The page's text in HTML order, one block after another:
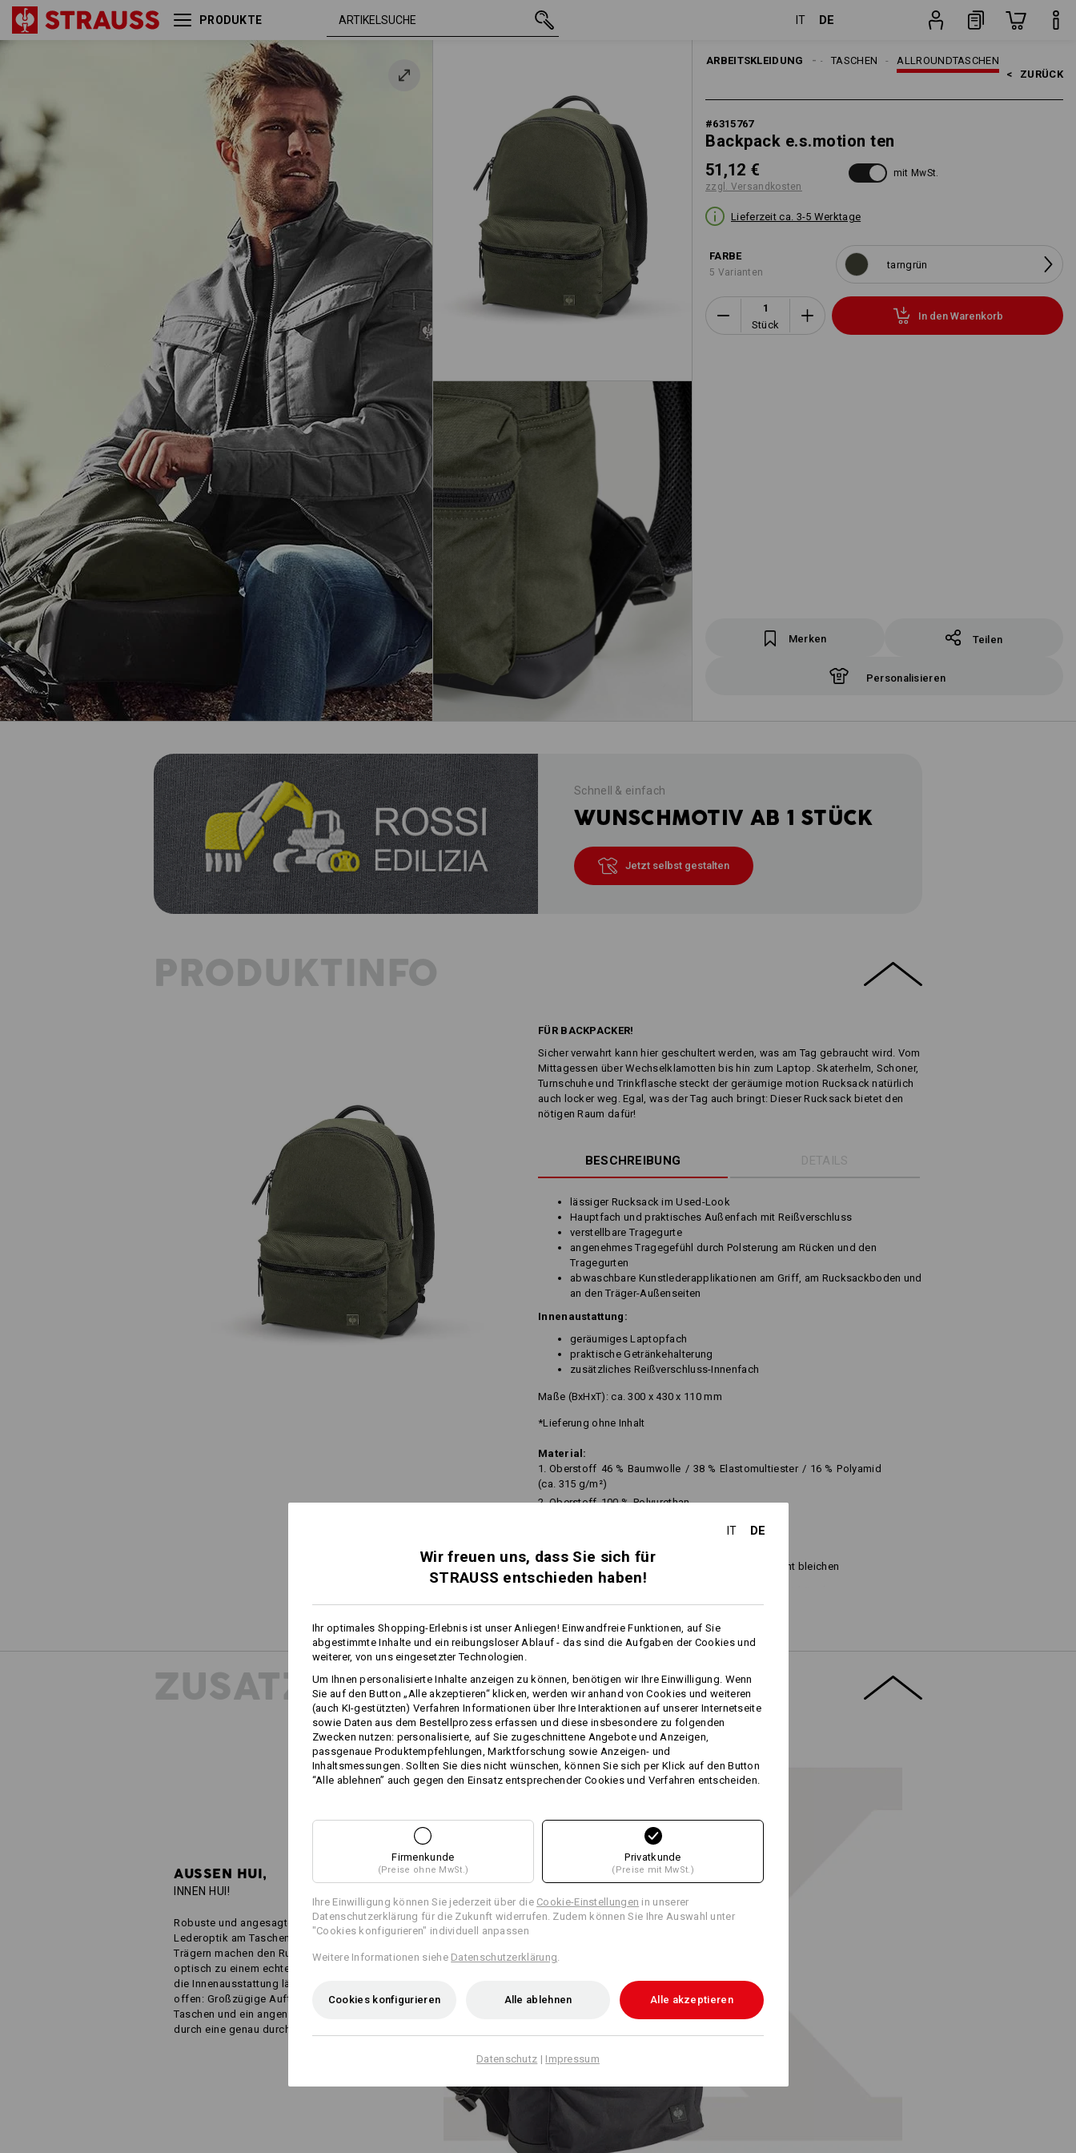
PRODUKTE IT DE
ARBEITSKLEIDUNG ALLROUNDTASCHEN
TASCHEN
ACCESSOIRES
HERREN
< ZURÜCK
#6315767
Backpack e.s.motion ten
51,12 €
zzgl. Versandkosten
mit MwSt.
Lieferzeit ca. 3-5 Werktage
FARBE
5 Varianten
tarngrün
Stück
In den Warenkorb
Merken Teilen
Personalisieren
Backpack e.s.motion ten tarngrün 51,12 €
Schnell & einfach
WUNSCHMOTIV AB 1 STÜCK
Jetzt selbst gestalten
PRODUKTINFO
FÜR BACKPACKER!
Sicher verwahrt kann hier geschultert werden, was am Tag gebraucht wird. Vom
Mittagessen über Wechselklamotten bis hin zum Laptop. Skaterhelm, Schoner,
Turnschuhe und Trinkflasche steckt der geräumige motion Rucksack natürlich
auch locker weg. Egal, was der Tag auch bringt: Dieser Rucksack bietet den
nötigen Raum dafür!
BESCHREIBUNG DETAILS
lässiger Rucksack im Used-Look
Hauptfach und praktisches Außenfach mit Reißverschluss
verstellbare Tragegurte
angenehmes Tragegefühl durch Polsterung am Rücken und den
Tragegurten
abwaschbare Kunstlederapplikationen am Griff, am Rucksackboden und
an den Träger-Außenseiten
Innenaustattung:
geräumiges Laptopfach
praktische Getränkehalterung
zusätzliches Reißverschluss-Innenfach
Maße (BxHxT): ca. 300 x 430 x 110 mm
*Lieferung ohne Inhalt
Material:
1. Oberstoff 46 % Baumwolle / 38 % Elastomultiester / 16 % Polyamid
(ca. 315 g/m²)
2. Oberstoff 100% Polyurethan
Nicht bleichen
Personalisierung:
Selbst gestalten
ZUSATZINFOS
AUSSEN HUI,
INNEN HUI!
Robuste und angesagte Highlights in
Lederoptik am Taschenboden und an den
Trägern machen den Rucksack nicht nur
optisch zu einem echten Alleskönner. Auch
die Innenausstattung lässt kaum Wünsche
offen: Großzügige Aufteilung, intelligente
Taschen und ein angenehmes Tragegefühl
durch eine genau durchdachte Polsterung.
IT DE
Wir freuen uns, dass Sie sich für
STRAUSS entschieden haben!
Ihr optimales Shopping-Erlebnis ist unser Anliegen! Einwandfreie Funktionen, auf Sie
abgestimmte Inhalte und ein reibungsloser Ablauf - das sind die Aufgaben der Cookies und
weiterer, von uns eingesetzter Technologien.
Um Ihnen personalisierte Inhalte anzeigen zu können, benötigen wir Ihre Einwilligung. Wenn
Sie auf den Button „Alle akzeptieren“ klicken, werden wir anhand von Cookies und weiteren
(auch KI-gestützten) Verfahren Informationen über Ihre Interaktionen auf unserer Internetseite
sowie Daten aus dem Bestellprozess erfassen und diese insbesondere zu folgenden
Zwecken nutzen: personalisierte, auf Sie zugeschnittene Angebote und Anzeigen,
passgenaue Produktempfehlungen, Marktforschung sowie Anzeigen- und
Inhaltsmessungen. Sollten Sie dies nicht wünschen, können Sie sich per Klick auf den Button
“Alle ablehnen” auch gegen den Einsatz entsprechender Cookies und Verfahren entscheiden.
Firmenkunde
(Preise ohne MwSt.)
Privatkunde
(Preise mit MwSt.)
Ihre Einwilligung können Sie jederzeit über die Cookie-Einstellungen in unserer
Datenschutzerklärung für die Zukunft widerrufen. Zudem können Sie Ihre Auswahl unter
"Cookies konfigurieren" individuell anpassen
Weitere Informationen siehe Datenschutzerklärung
Cookies konfigurieren Alle ablehnen Alle akzeptieren
Datenschutz | Impressum